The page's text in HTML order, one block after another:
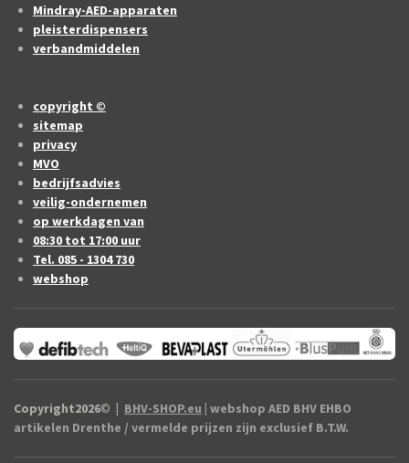
Mindray-AED-apparaten
pleisterdispensers
verbandmiddelen
copyright ©
sitemap
privacy
MVO
bedrijfsadvies
veilig-ondernemen
op werkdagen van
08:30 tot 17:00 uur
Tel. 085 - 1304 730
webshop
Copyright2026© | BHV-SHOP.eu | webshop AED BHV EHBO
artikelen Drenthe / vermelde prijzen zijn exclusief B.T.W.